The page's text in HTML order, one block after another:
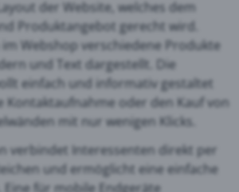
der Website, welches dem
Produktangebot gerecht wird.
im Webshop verschiedene Produkte
und Text dargestellt. Die
einfach und informativ gestaltet
Kontaktaufnahme oder den Kauf von
mit nur wenigen Klicks.
verbindet Interessenten direkt per
und ermöglicht eine einfache
für mobile Endgeräte